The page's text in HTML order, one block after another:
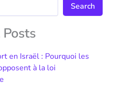
Search
en Israël : Pourquoi les
à la loi